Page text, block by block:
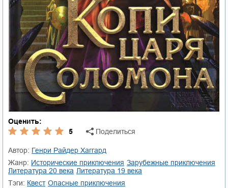
Оценить:
5
Поделиться
Автор:
Генри Райдер Хаггард
Жанр:
исторические приключения
зарубежные приключения
литература 20 века
литература 19 века
Тэги:
квест
опасные приключения